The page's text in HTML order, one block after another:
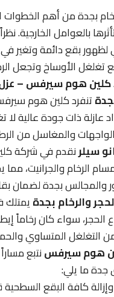
بجدة من أهم
بالعوامل الخارجية.
بقع دائمة وتغير في
تغلغل الأوساخ وتجعل
كلين هوم سيرفس –
تنفرد كلين هوم
عازلة ذات جودة عالية
والمغاسل من
سيلرنقدم في شركة
الرخام والجرانيت،
والمجالس بجدة لضمان
والرخام بجدةيمتلك
سواء كان رخاماً
التغلغل المتساوي
هوم سيرفسنتبع
ما يلي:
كافة البقع